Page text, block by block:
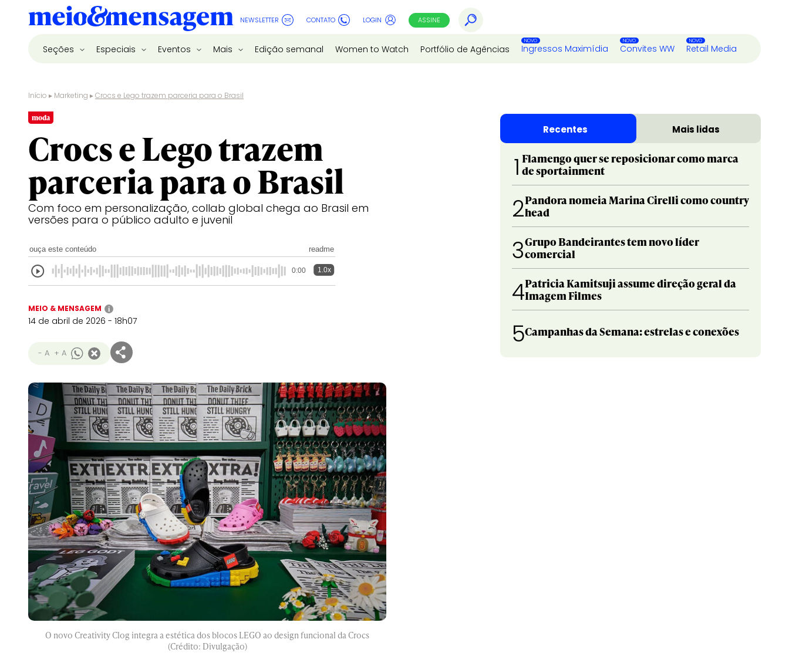
NEWSLETTER CONTATO LOGIN ASSINE
Seções Especiais Eventos Mais Edição semanal Women to Watch Portfólio de Agências Ingressos Maximídia Convites WW Retail Media
Início ▸ Marketing ▸Crocs e Lego trazem parceria para o Brasil
moda
Crocs e Lego trazem
parceria para o Brasil
Com foco em personalização, collab global chega ao Brasil em
versões para o público adulto e juvenil
ouça este conteúdo readme
0:00 1.0x
MEIO & MENSAGEM i
14 de abril de 2026 - 18h07
- A + A
O novo Creativity Clog integra a estética dos blocos LEGO ao design funcional da Crocs
(Crédito: Divulgação)
Recentes Mais lidas
1 Flamengo quer se reposicionar como marca
de sportainment
2Pandora nomeia Marina Cirelli como country
head
3Grupo Bandeirantes tem novo líder
comercial
4Patricia Kamitsuji assume direção geral da
Imagem Filmes
5Campanhas da Semana: estrelas e conexões